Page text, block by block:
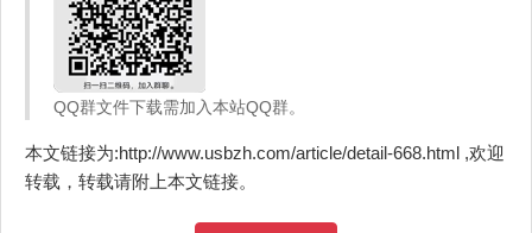
QQ群文件下载需加入本站QQ群。
本文链接为:http://www.usbzh.com/article/detail-668.html ,欢迎
转载，转载请附上本文链接。